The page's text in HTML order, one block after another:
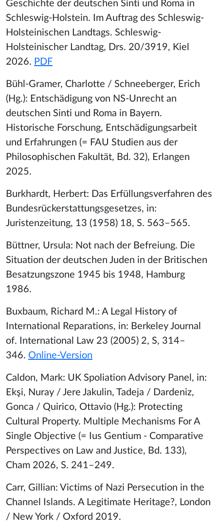
Geschichte der deutschen Sinti und Roma in
Schleswig-Holstein. Im Auftrag des Schleswig-
Holsteinischen Landtags. Schleswig-
Holsteinischer Landtag, Drs. 20/3919, Kiel
2026. PDF
Bühl-Gramer, Charlotte / Schneeberger, Erich
(Hg.): Entschädigung von NS-Unrecht an
deutschen Sinti und Roma in Bayern.
Historische Forschung, Entschädigungsarbeit
und Erfahrungen (= FAU Studien aus der
Philosophischen Fakultät, Bd. 32), Erlangen
2025.
Burkhardt, Herbert: Das Erfüllungsverfahren des
Bundesrückerstattungsgesetzes, in:
Juristenzeitung, 13 (1958) 18, S. 563–565.
Büttner, Ursula: Not nach der Befreiung. Die
Situation der deutschen Juden in der Britischen
Besatzungszone 1945 bis 1948, Hamburg
1986.
Buxbaum, Richard M.: A Legal History of
International Reparations, in: Berkeley Journal
of. International Law 23 (2005) 2, S, 314–
346. Online-Version
Caldon, Mark: UK Spoliation Advisory Panel, in:
Ekşi, Nuray / Jere Jakulin, Tadeja / Dardeniz,
Gonca / Quirico, Ottavio (Hg.): Protecting
Cultural Property. Multiple Mechanisms For A
Single Objective (= Ius Gentium - Comparative
Perspectives on Law and Justice, Bd. 133),
Cham 2026, S. 241–249.
Carr, Gillian: Victims of Nazi Persecution in the
Channel Islands. A Legitimate Heritage?, London
/ New York / Oxford 2019.